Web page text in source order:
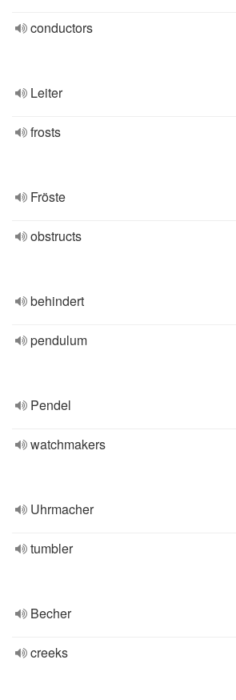
conductors
Leiter
frosts
Fröste
obstructs
behindert
pendulum
Pendel
watchmakers
Uhrmacher
tumbler
Becher
creeks